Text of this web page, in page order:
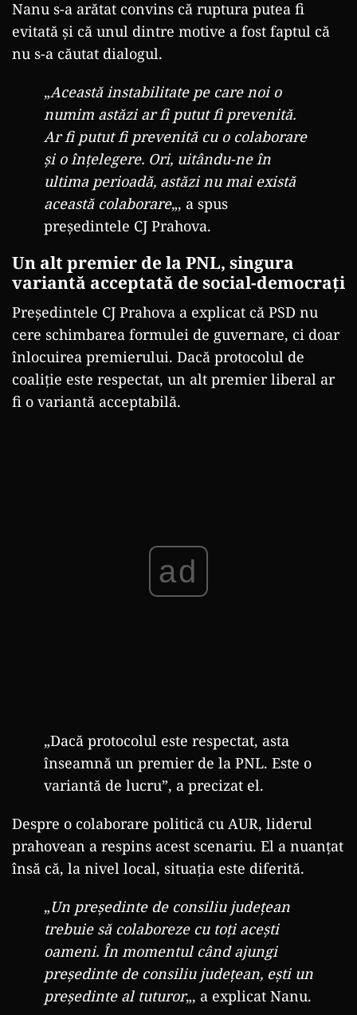
Nanu s-a arătat convins că ruptura putea fi
evitată și că unul dintre motive a fost faptul că
nu s-a căutat dialogul.
„Această instabilitate pe care noi o
numim astăzi ar fi putut fi prevenită.
Ar fi putut fi prevenită cu o colaborare
și o înțelegere. Ori, uitându-ne în
ultima perioadă, astăzi nu mai există
această colaborare„, a spus
președintele CJ Prahova.
Un alt premier de la PNL, singura
variantă acceptată de social-democrați
Președintele CJ Prahova a explicat că PSD nu
cere schimbarea formulei de guvernare, ci doar
înlocuirea premierului. Dacă protocolul de
coaliție este respectat, un alt premier liberal ar
fi o variantă acceptabilă.
ad
„Dacă protocolul este respectat, asta
înseamnă un premier de la PNL. Este o
variantă de lucru”, a precizat el.
Despre o colaborare politică cu AUR, liderul
prahovean a respins acest scenariu. El a nuanțat
însă că, la nivel local, situația este diferită.
„Un președinte de consiliu județean
trebuie să colaboreze cu toți acești
oameni. În momentul când ajungi
președinte de consiliu județean, ești un
președinte al tuturor„, a explicat Nanu.